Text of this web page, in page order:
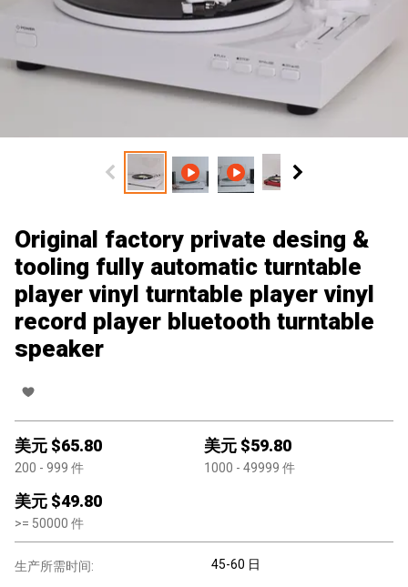
Original factory private desing &
tooling fully automatic turntable
player vinyl turntable player vinyl
record player bluetooth turntable
speaker
美元 $65.80
200 - 999 件
美元 $59.80
1000 - 49999 件
美元 $49.80
>= 50000 件
生产所需时间: 45-60 日